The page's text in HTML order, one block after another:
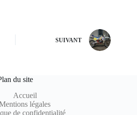
SUIVANT
du site
Accueil
légales
de confidentialité